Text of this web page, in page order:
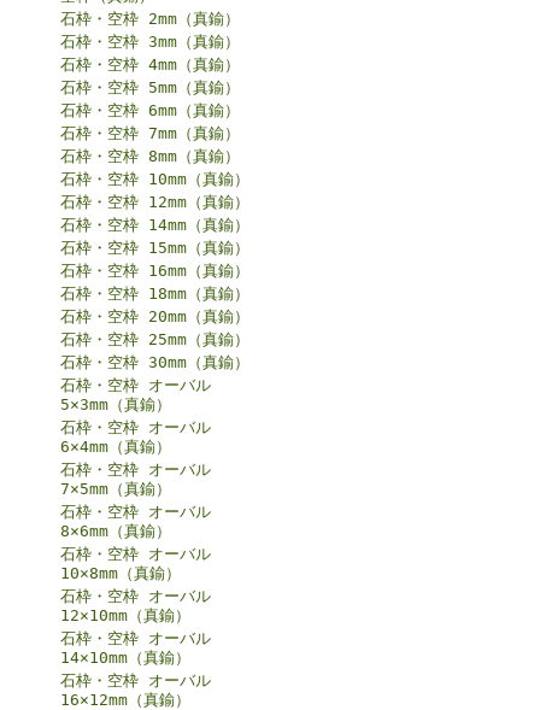
石枠・空枠 2mm（真鍮）
石枠・空枠 3mm（真鍮）
石枠・空枠 4mm（真鍮）
石枠・空枠 5mm（真鍮）
石枠・空枠 6mm（真鍮）
石枠・空枠 7mm（真鍮）
石枠・空枠 8mm（真鍮）
石枠・空枠 10mm（真鍮）
石枠・空枠 12mm（真鍮）
石枠・空枠 14mm（真鍮）
石枠・空枠 15mm（真鍮）
石枠・空枠 16mm（真鍮）
石枠・空枠 18mm（真鍮）
石枠・空枠 20mm（真鍮）
石枠・空枠 25mm（真鍮）
石枠・空枠 30mm（真鍮）
石枠・空枠 オーバル
5×3mm（真鍮）
石枠・空枠 オーバル
6×4mm（真鍮）
石枠・空枠 オーバル
7×5mm（真鍮）
石枠・空枠 オーバル
8×6mm（真鍮）
石枠・空枠 オーバル
10×8mm（真鍮）
石枠・空枠 オーバル
12×10mm（真鍮）
石枠・空枠 オーバル
14×10mm（真鍮）
石枠・空枠 オーバル
16×12mm（真鍮）